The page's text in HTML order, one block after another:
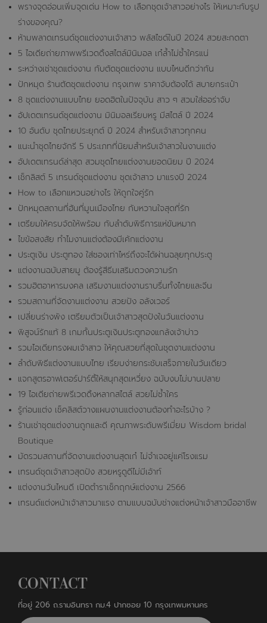
พรางจุดอ่อนเพิ่มจุดเด่น How to เลือกชุดเจ้าสาวอย่างไร ให้เหมาะกับรูป
ร่างของคุณ?
ห้ามพลาดเทรนด์ชุดแต่งงานเจ้าสาว พลัสไซด์ในปี 2024 สวยสะกดตา
5 ไอเดียถ่ายภาพพรีเวดดิ้งสไตล์มินิมอล เก๋ล้ำไม่ซ้ำใครแน่
ระหว่างเช่าชุดแต่งงาน กับตัดชุดแต่งงาน แบบไหนดีกว่ากัน
ปักหมุด ร้านตัดชุดแต่งงาน กรุงเทพ ราคาจับต้องได้ สบายกระเป๋า
8 ชุดแต่งงานแบบไทย ยอดฮิตในปัจจุบัน สาว ๆ สวมใส่ออร่าจับ
อัปเดตเทรนด์ชุดแต่งงาน มินิมอลเรียบหรู มีสไตล์ ปี 2024
10 อันดับ ชุดไทยประยุกต์ ปี 2024 สำหรับเจ้าสาวทุกคน
แนะนำชุดไทยจักรี 5 ประเภทที่นิยมสำหรับเจ้าสาวในงานแต่ง
อัปเดตเทรนด์ล่าสุด สวมชุดไทยแต่งงานยอดนิยม ปี 2024
เช็กลิสต์ 5 เทรนด์ชุดแต่งงาน ชุดเจ้าสาว มาแรงปี 2024
How to เลือกแหวนอย่างไร ให้ถูกใจคู่รัก
ปักหมุดสถานที่ฮันที่มูนเมืองไทย กับหวานใจสุดที่รัก
เตรียมให้ครบจัดให้พร้อม กับลำดับพิธีการแห่ขันหมาก
ไขข้อสงสัย ทำไมงานแต่งต้องมีเค้กแต่งงาน
ประตูเงิน ประตูทอง ใส่ซองเท่าไหร่ถึงจะได้ผ่านฉลุยทุกประตู
แต่งงานฉบับสายมู ต้องรู้สีธีมเสริมดวงความรัก
รวมฮิตอาหารมงคล เสริมงานแต่งงานราบรื่นทั้งไทยและจีน
รวมสถานที่จัดงานแต่งงาน สวยปัง อลังเวอร์
เปลี่ยนร่างพัง เตรียมตัวเป็นเจ้าสาวสุดปังในวันแต่งงาน
พิสูจน์รักแท้ 8 เกมกั้นประตูเงินประตูทองแกล้งเจ้าบ่าว
รวมไอเดียทรงผมเจ้าสาว ให้คุณสวยที่สุดในชุดงานแต่งงาน
ลำดับพิธีแต่งงานแบบไทย เรียบง่ายกระชับเสร็จภายในวันเดียว
แจกสูตรอาฟเตอร์ปาร์ตี้ให้สนุกสุดเหวี่ยง ฉบับงบไม่บานปลาย
19 ไอเดียถ่ายพรีเวดดิ้งหลากสไตล์ สวยไม่ซ้ำใคร
รู้ก่อนแต่ง เช็คลิสต์วางแผนงานแต่งงานต้องทำอะไรบ้าง ?
ร้านเช่าชุดแต่งงานถูกและดี คุณภาพระดับพรีเมี่ยม Wisdom bridal
Boutique
มัดรวมสถานที่จัดงานแต่งงานสุดเก๋ ไม่จำเจอยู่แค่โรงแรม
เทรนด์ชุดเจ้าสาวสุดปัง สวยหรูดูดีไม่มีเอ้าท์
แต่งงานวันไหนดี เปิดตำราเช็กฤกษ์แต่งงาน 2566
เทรนด์แต่งหน้าเจ้าสาวมาแรง ตามแบบฉบับช่างแต่งหน้าเจ้าสาวมืออาชีพ
CONTACT
ที่อยู่ 206 ถ.รามอินทรา กม.4 ปากซอย 10 กรุงเทพมหานคร